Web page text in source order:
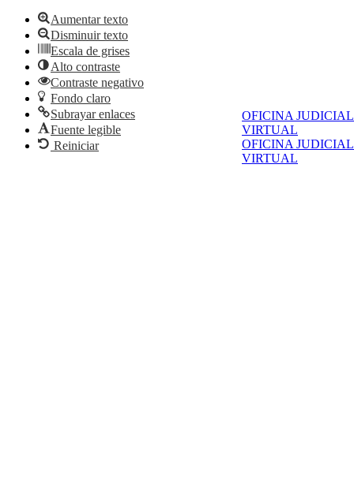
OFICINA JUDICIAL
VIRTUAL
OFICINA JUDICIAL
VIRTUAL
Aumentar texto
Disminuir texto
Escala de grises
Alto contraste
Contraste negativo
Fondo claro
Subrayar enlaces
Fuente legible
Reiniciar